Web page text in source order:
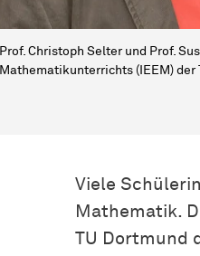
Prof. Christoph Selter und Prof.
Mathematikunterrichts (IEEM) der
Viele
Mathematik.
TU Dortmund